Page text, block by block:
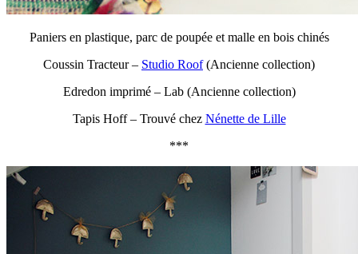
Paniers en plastique, parc de poupée et malle en bois chinés
Coussin Tracteur – Studio Roof(Ancienne collection)
Edredon imprimé – Lab (Ancienne collection)
Tapis Hoff – Trouvé chez Nénette de Lille
***